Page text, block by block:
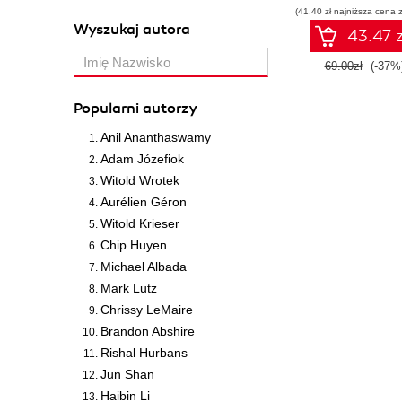
Wyszukaj autora
Popularni autorzy
Anil Ananthaswamy
Adam Józefiok
Witold Wrotek
Aurélien Géron
Witold Krieser
Chip Huyen
Michael Albada
Mark Lutz
Chrissy LeMaire
Brandon Abshire
Rishal Hurbans
Jun Shan
Haibin Li
(41,40 zł najniższa cena
43.47
69.00zł (-